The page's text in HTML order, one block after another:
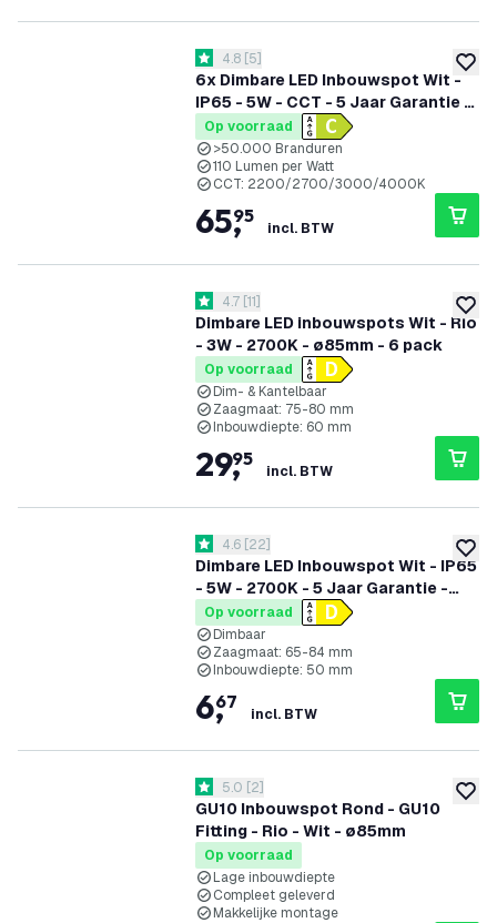
6x Dimbare LED Inbouwspot Wit -
IP65 - 5W - CCT - 5 Jaar Garantie -
Geschikt voor de Badkamer
reviews drawer openen
4.8 score sterren
4.8 [5]
Op voorraad
>50.000 Branduren
110 Lumen per Watt
CCT: 2200/2700/3000/4000K
65,
95
incl. BTW
Dimbare LED inbouwspots Wit - Rio
- 3W - 2700K - ø85mm - 6 pack
reviews drawer openen
4.7 score sterren
4.7 [11]
Op voorraad
Dim- & Kantelbaar
Zaagmaat: 75-80 mm
Inbouwdiepte: 60 mm
29,
95
incl. BTW
Dimbare LED Inbouwspot Wit - IP65
- 5W - 2700K - 5 Jaar Garantie -
Geschikt voor de Badkamer
reviews drawer openen
4.6 score sterren
4.6 [22]
Op voorraad
Dimbaar
Zaagmaat: 65-84 mm
Inbouwdiepte: 50 mm
6,
67
incl. BTW
GU10 Inbouwspot Rond - GU10
Fitting - Rio - Wit - ø85mm
reviews drawer openen
5 score sterren
5.0 [2]
Op voorraad
Lage inbouwdiepte
Compleet geleverd
Makkelijke montage